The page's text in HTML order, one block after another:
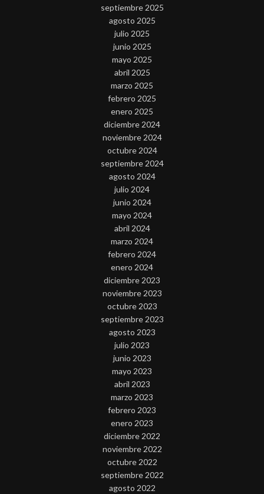
septiembre 2025
agosto 2025
julio 2025
junio 2025
mayo 2025
abril 2025
marzo 2025
febrero 2025
enero 2025
diciembre 2024
noviembre 2024
octubre 2024
septiembre 2024
agosto 2024
julio 2024
junio 2024
mayo 2024
abril 2024
marzo 2024
febrero 2024
enero 2024
diciembre 2023
noviembre 2023
octubre 2023
septiembre 2023
agosto 2023
julio 2023
junio 2023
mayo 2023
abril 2023
marzo 2023
febrero 2023
enero 2023
diciembre 2022
noviembre 2022
octubre 2022
septiembre 2022
agosto 2022